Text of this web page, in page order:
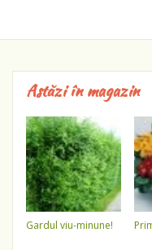
Astăzi în magazin
gardul viu-minune!